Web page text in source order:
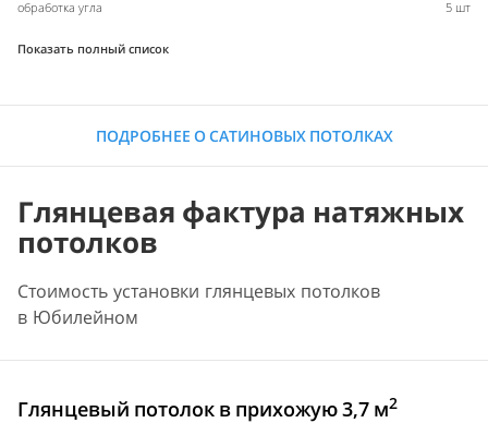
обработка угла 5 шт
Показать полный список
ПОДРОБНЕЕ О САТИНОВЫХ ПОТОЛКАХ
Глянцевая фактура натяжных
потолков
Стоимость установки глянцевых потолков
в Юбилейном
Глянцевый потолок в прихожую 3,7 м2